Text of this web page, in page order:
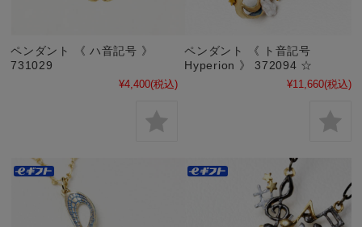
ペンダント 《 ハ音記号 》
731029
¥4,400(税込)
ペンダント 《 ト音記号
Hyperion 》 372094 ☆
¥11,660(税込)